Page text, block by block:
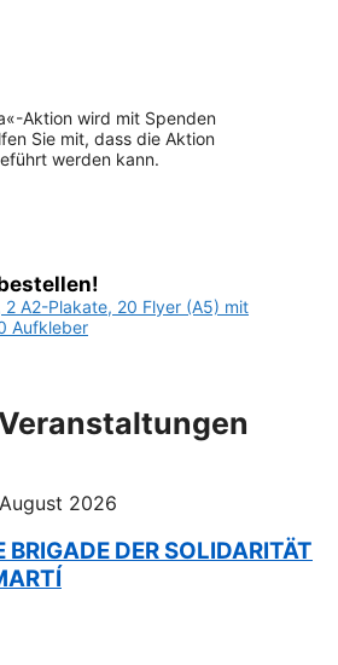
Aktion wird mit Spenden
Sie mit, dass die Aktion
werden kann.
2 A2-Plakate, 20 Flyer (A5) mit
Aufkleber
2026
BRIGADE DER SOLIDARITÄT